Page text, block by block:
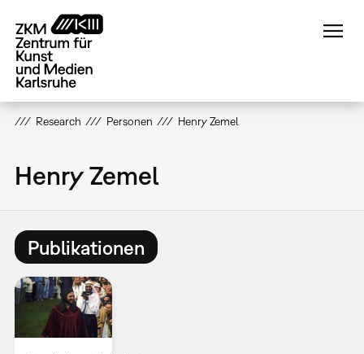
zum
Inhalt
Research Personen Henry Zemel
Henry Zemel
Publikationen